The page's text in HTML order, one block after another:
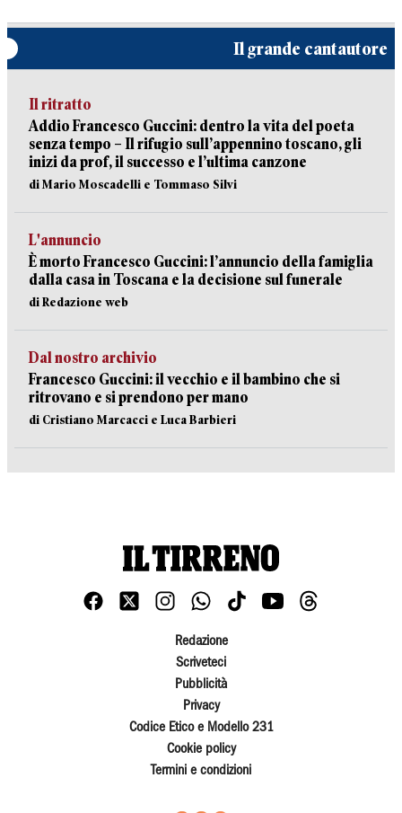
Il grande cantautore
Il ritratto
Addio Francesco Guccini: dentro la vita del poeta
senza tempo – Il rifugio sull’appennino toscano, gli
inizi da prof, il successo e l’ultima canzone
di Mario Moscadelli e Tommaso Silvi
L'annuncio
È morto Francesco Guccini: l’annuncio della famiglia
dalla casa in Toscana e la decisione sul funerale
di Redazione web
Dal nostro archivio
Francesco Guccini: il vecchio e il bambino che si
ritrovano e si prendono per mano
di Cristiano Marcacci e Luca Barbieri
Redazione
Scriveteci
Pubblicità
Privacy
Codice Etico e Modello 231
Cookie policy
Termini e condizioni